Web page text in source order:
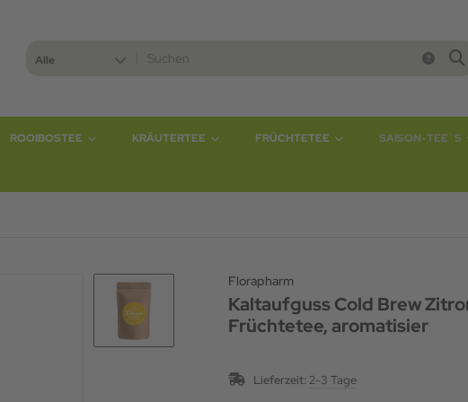
Alle
ROOIBOSTEE KRÄUTERTEE FRÜCHTETEE SAISON-TEE`S
Florapharm
Kaltaufguss Cold Brew
Früchtetee, aromatisier
Lieferzeit: 2-3 Tage